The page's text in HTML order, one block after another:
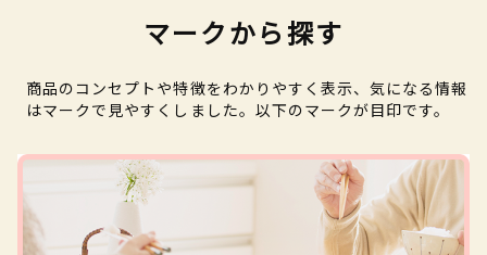
マークから探す
商品のコンセプトや特徴をわかりやすく表示、気になる情報
はマークで見やすくしました。以下のマークが目印です。